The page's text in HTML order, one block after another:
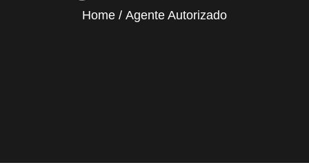
Home Agente Autorizado